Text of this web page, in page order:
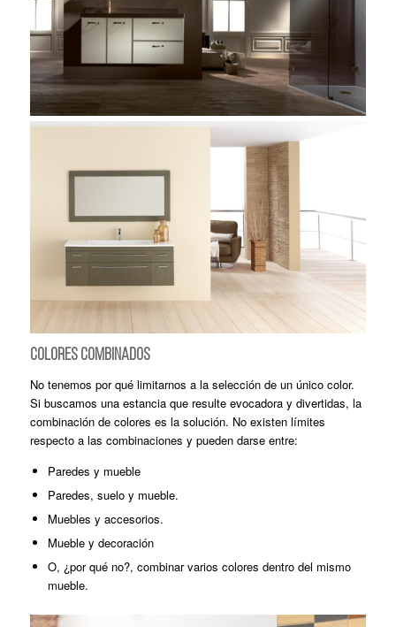
COLORES COMBINADOS
No tenemos por qué limitarnos a la selección de un único color.
Si buscamos una estancia que resulte evocadora y divertidas, la
combinación de colores es la solución. No existen límites
respecto a las combinaciones y pueden darse entre:
Paredes y mueble
Paredes, suelo y mueble.
Muebles y accesorios.
Mueble y decoración
O, ¿por qué no?, combinar varios colores dentro del mismo
mueble.